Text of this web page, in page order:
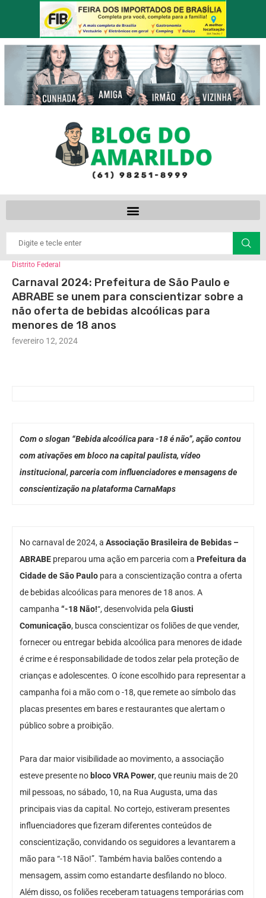
Distrito Federal
Carnaval 2024: Prefeitura de São Paulo e
ABRABE se unem para conscientizar sobre a
não oferta de bebidas alcoólicas para
menores de 18 anos
fevereiro 12, 2024
Com o slogan “Bebida alcoólica para -18 é não”, ação contou
com ativações em bloco na capital paulista, vídeo
institucional, parceria com influenciadores e mensagens de
conscientização na plataforma CarnaMaps
No carnaval de 2024, a Associação Brasileira de Bebidas –
ABRABE preparou uma ação em parceria com a Prefeitura da
Cidade de São Paulo para a conscientização contra a oferta
de bebidas alcoólicas para menores de 18 anos. A
campanha “-18 Não!“, desenvolvida pela Giusti
Comunicação, busca conscientizar os foliões de que vender,
fornecer ou entregar bebida alcoólica para menores de idade
é crime e é responsabilidade de todos zelar pela proteção de
crianças e adolescentes. O ícone escolhido para representar a
campanha foi a mão com o -18, que remete ao símbolo das
placas presentes em bares e restaurantes que alertam o
público sobre a proibição.
Para dar maior visibilidade ao movimento, a associação
esteve presente no bloco VRA Power, que reuniu mais de 20
mil pessoas, no sábado, 10, na Rua Augusta, uma das
principais vias da capital. No cortejo, estiveram presentes
influenciadores que fizeram diferentes conteúdos de
conscientização, convidando os seguidores a levantarem a
mão para “-18 Não!”. Também havia balões contendo a
mensagem, assim como estandarte desfilando no bloco.
Além disso, os foliões receberam tatuagens temporárias com